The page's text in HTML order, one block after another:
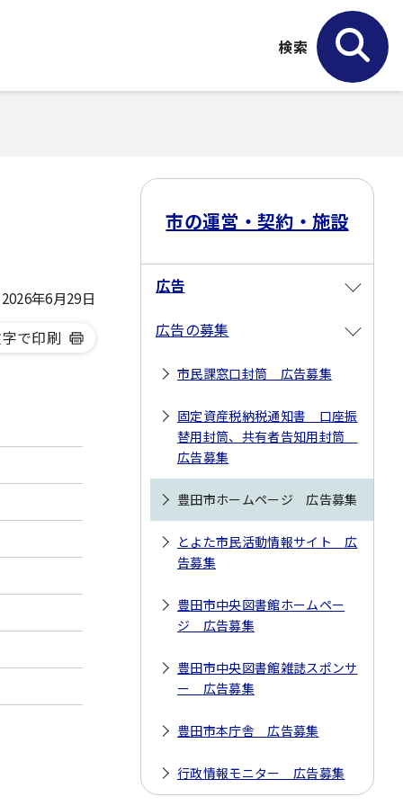
検索
年6月29日
で印刷
市の運営・契約・施設
広告
広告の募集
市民課窓口封筒 広告募集
固定資産税納税通知書 口座振
替用封筒、共有者告知用封筒
広告募集
豊田市ホームページ 広告募集
とよた市民活動情報サイト 広
告募集
豊田市中央図書館ホームペー
ジ 広告募集
豊田市中央図書館雑誌スポンサ
ー 広告募集
豊田市本庁舎 広告募集
行政情報モニター 広告募集